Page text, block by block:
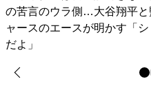
の苦言のウラ側…大谷翔平と
ャースのエースが明かす「
だよ」